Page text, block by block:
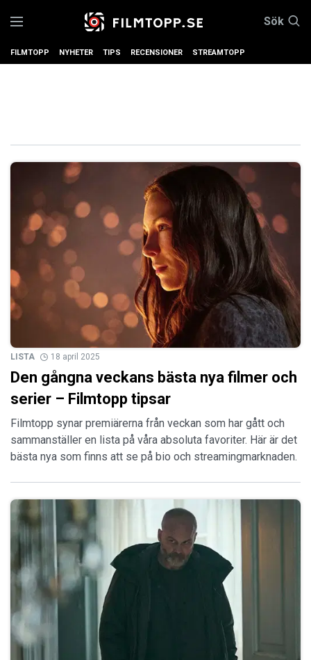
Sök
FILMTOPP NYHETER TIPS RECENSIONER STREAMTOPP
LISTA 18 april 2025
Den gångna veckans bästa nya filmer och
serier – Filmtopp tipsar
Filmtopp synar premiärerna från veckan som har gått och
sammanställer en lista på våra absoluta favoriter. Här är det
bästa nya som finns att se på bio och streamingmarknaden.